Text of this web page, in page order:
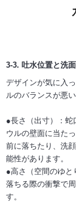
3-3. 吐水位置と洗
デザインが気に入
ルのバランスが悪
●長さ（出寸）：蛇
ウルの壁面に当た
前に落ちたり、洗
能性があります。
●高さ（空間のゆと
落ちる際の衝撃で
す。